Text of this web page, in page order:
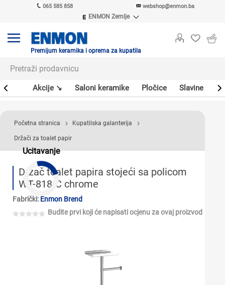
065 585 858 webshop@enmon.ba
ENMON Zemlje
ENMON MKD
Premijum keramika i oprema za kupatila
Akcije ↘ Saloni keramike Pločice Slavine
Ucitavanje
Početna stranica Kupatilska galanterija
Držači za toalet papir
Držač toalet papira stojeći sa policom
WT-818-C chrome
Fabrički: Enmon Brend
Budite prvi koji će napisati ocjenu za ovaj proizvod